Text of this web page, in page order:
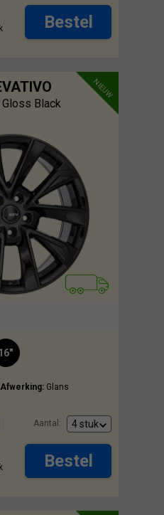
Bestel
NIEUW
Black
Afwerking: Glans
Aantal:
Bestel